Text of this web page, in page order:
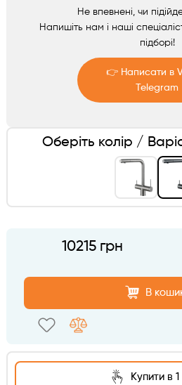
Не впевнені, чи
Напишіть нам і наші
підборі!
👉 Написати в
Telegram
Viber
10215 грн
В
Купити в 1
Оберіть колір /